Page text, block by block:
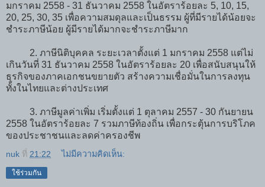
มกราคม 2558 - 31 ธันวาคม 2558 ในอัตราร้อยละ 5, 10, 15,
20, 25, 30, 35 เพื่อความสมดุลและเป็นธรรม ผู้ที่มีรายได้น้อยจะ
ชำระภาษีน้อย ผู้มีรายได้มากจะชำระภาษีมาก
2. ภาษีนิติบุคคล ระยะเวลาตั้งแต่ 1 มกราคม 2558 แต่ไม่
เกินวันที่ 31 ธันวาคม 2558 ในอัตราร้อยละ 20 เพื่อสนับสนุนให้
ธุรกิจของภาคเอกชนขยายตัว สร้างความเชื่อมั่นในการลงทุน
ทั้งในไทยและต่างประเทศ
3. ภาษีมูลค่าเพิ่ม เริ่มตั้งแต่ 1 ตุลาคม 2557 - 30 กันยายน
2558 ในอัตราร้อยละ 7 รวมภาษีท้องถิ่น เพื่อกระตุ้นการบริโภค
ของประชาชนและลดค่าครองชีพ
nuk ที่ 21:22 ไม่มีความคิดเห็น:
ใช้ร่วมกัน